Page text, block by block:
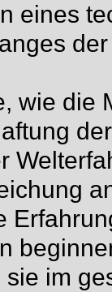
eines
wie die
im